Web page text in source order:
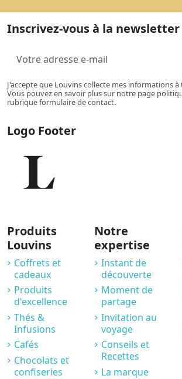
Inscrivez-vous à la newsletter
J'accepte que Louvins collecte mes informations
Vous pouvez en savoir plus sur notre page
rubrique formulaire de contact.
Logo Footer
Produits
Louvins
Coffrets et
cadeaux
Produits
d'excellence
Thés &
Infusions
Cafés
Chocolats et
confiseries
Notre
expertise
Instant de
découverte
Moment de
partage
Invitation au
voyage
Conseils et
Recettes
La marque